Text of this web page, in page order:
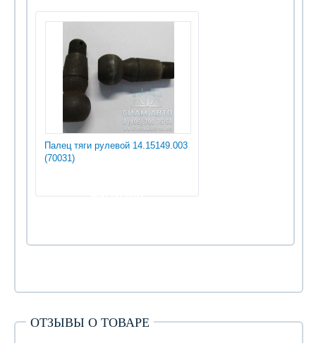
Палец тяги рулевой 14.15149.003
(70031)
600.00 руб
ОТЗЫВЫ О ТОВАРЕ